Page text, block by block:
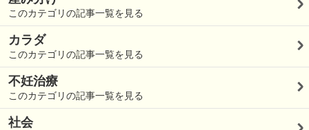
このカテゴリの記事一覧を見る
カラダ
このカテゴリの記事一覧を見る
不妊治療
このカテゴリの記事一覧を見る
社会